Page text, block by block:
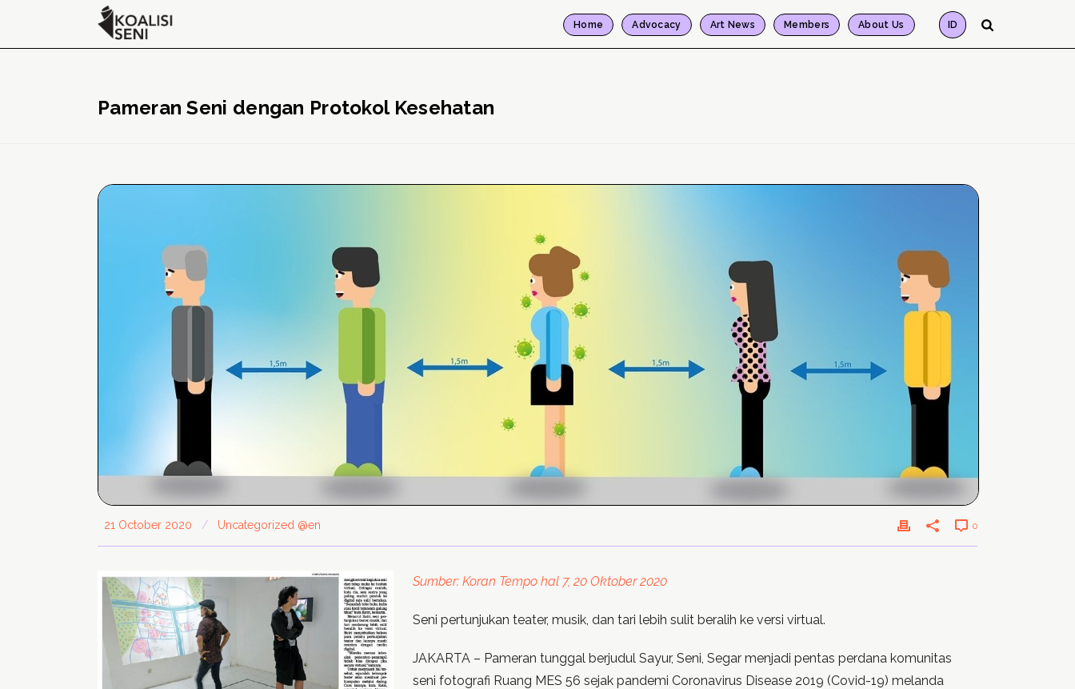
Home Advocacy Art News Members About Us ID
Pameran Seni dengan Protokol Kesehatan
21 October 2020 / Uncategorized @en 0
Sumber: Koran Tempo hal 7, 20 Oktober 2020
Seni pertunjukan teater, musik, dan tari lebih sulit beralih ke versi virtual.
JAKARTA – Pameran tunggal berjudul Sayur, Seni, Segar menjadi pentas perdana komunitas
seni fotografi Ruang MES 56 sejak pandemi Coronavirus Disease 2019 (Covid-19) melanda